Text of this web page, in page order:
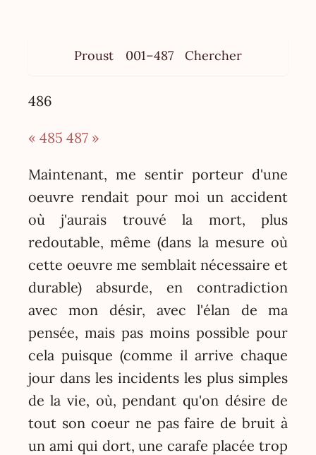
Proust 001–487 Chercher
486
« 485 487 »
Maintenant, me sentir porteur d'une
oeuvre rendait pour moi un accident
où j'aurais trouvé la mort, plus
redoutable, même (dans la mesure où
cette oeuvre me semblait nécessaire et
durable) absurde, en contradiction
avec mon désir, avec l'élan de ma
pensée, mais pas moins possible pour
cela puisque (comme il arrive chaque
jour dans les incidents les plus simples
de la vie, où, pendant qu'on désire de
tout son coeur ne pas faire de bruit à
un ami qui dort, une carafe placée trop